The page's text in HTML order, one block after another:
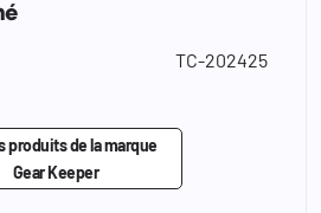
TC-202425
produits de la marque
Gear Keeper